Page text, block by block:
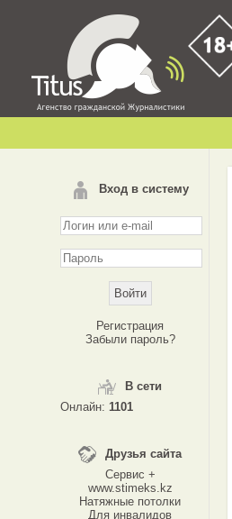
Вход в систему
Регистрация
Забыли пароль?
В сети
Онлайн: 1101
Друзья сайта
Сервис +
www.stimeks.kz
Натяжные потолки
Для инвалидов